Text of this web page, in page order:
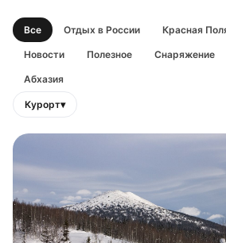
Все Отдых в России Красная
Новости Полезное Снаряжение
Абхазия
Курорт▾